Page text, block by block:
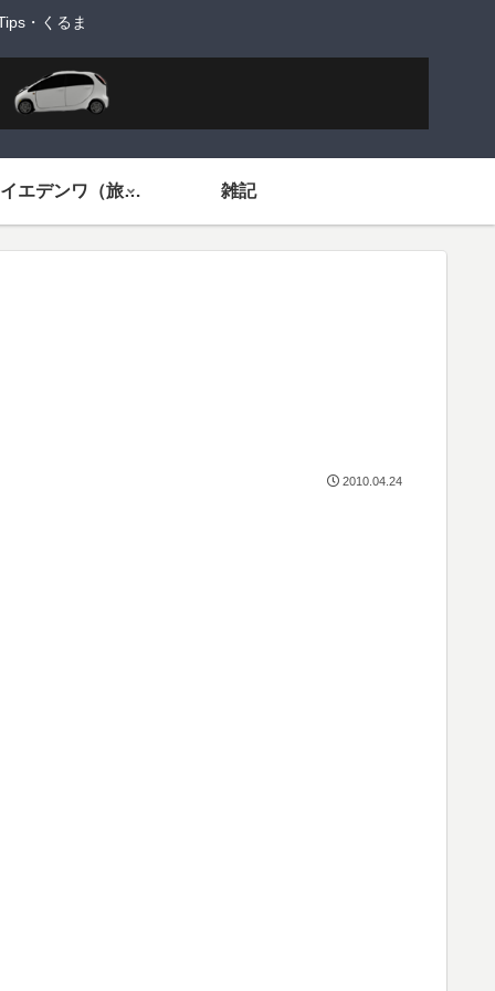
・くるま
旅するイエデンワ（旅ネタ） 雑記
2010.04.24